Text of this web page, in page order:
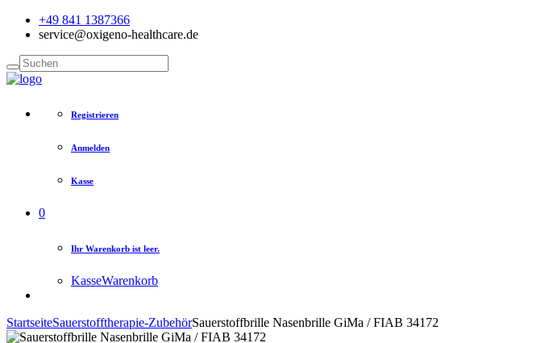
+49 841 1387366
service@oxigeno-healthcare.de
Registrieren
Anmelden
Kasse
0
Ihr Warenkorb ist leer.
KasseWarenkorb
StartseiteSauerstofftherapie-ZubehörSauerstoffbrille Nasenbrille GiMa / FIAB 34172